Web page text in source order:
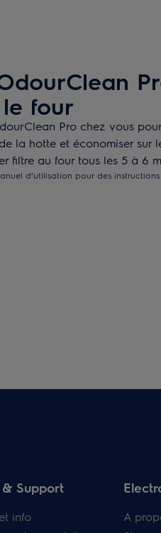
four
Pro chez vous pour
la hotte et économiser sur
filtre au four tous les 5 à 6
d’utilisation pour des
Support
info
A